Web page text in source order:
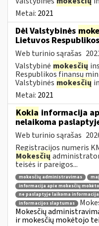
Metai: 2021
Dėl Valstybinės
Lietuvos
Web turinio sąrašas
Valstybinė mokesčių
Respublikos finansų
Valstybinės mokesčių
Metai: 2021
Kokia informacija
nelaikoma
Web turinio sąrašas
Registracijos numeris
Mokesčių
teisės ir pareigos...
mokesčių administravimas
informacija apie mokesčių
ne paslaptyje laikoma informacija
informacijos slaptumas
Mokesčių
ir mokesčių mokėtojo